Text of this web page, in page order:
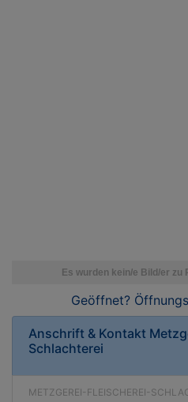
Geöffnet?
Anschrift & Kontakt
Schlachterei
METZGEREI-FLEISCHEREI-